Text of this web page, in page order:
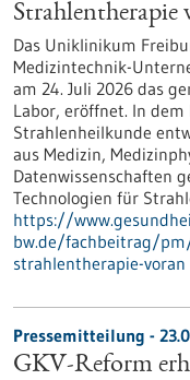
Strahlentherapie
Das Uniklinikum
Medizintechnik-
am 24. Juli 2026 das
Labor, eröffnet. In
Strahlenheilkunde
aus Medizin,
Datenwissenschaften
Technologien für
https://
bw.de/fachbeitrag/
strahlentherapie-voran
Pressemitteilung -
GKV-Reform